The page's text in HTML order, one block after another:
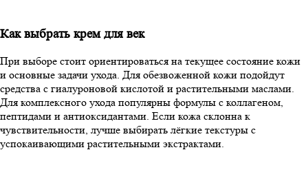
Как выбрать крем для век
При выборе стоит ориентироваться на текущее состояние кожи
и основные задачи ухода. Для обезвоженной кожи подойдут
средства с гиалуроновой кислотой и растительными маслами.
Для комплексного ухода популярны формулы с коллагеном,
пептидами и антиоксидантами. Если кожа склонна к
чувствительности, лучше выбирать лёгкие текстуры с
успокаивающими растительными экстрактами.